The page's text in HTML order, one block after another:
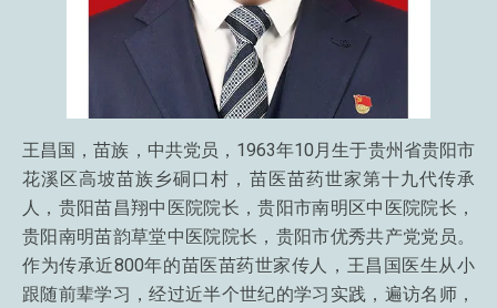
王昌国，苗族，中共党员，1963年10月生于贵州省贵阳市
花溪区高坡苗族乡硐口村，苗医苗药世家第十九代传承
人，贵阳苗昌翔中医院院长，贵阳市南明区中医院院长，
贵阳南明苗韵草堂中医院院长，贵阳市优秀共产党党员。
作为传承近800年的苗医苗药世家传人，王昌国医生从小
跟随前辈学习，经过近半个世纪的学习实践，遍访名师，